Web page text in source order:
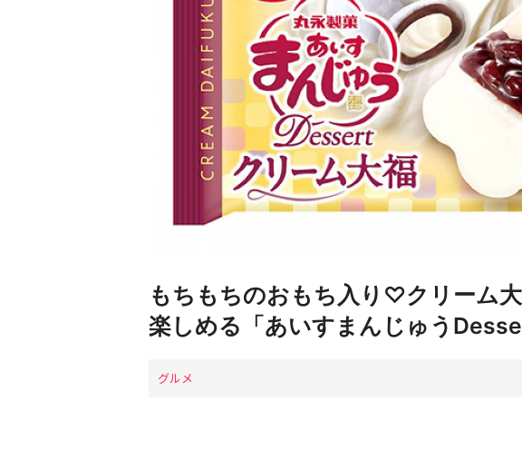
もちもちのおもち入り♡クリーム
楽しめる「あいすまんじゅう
グルメ